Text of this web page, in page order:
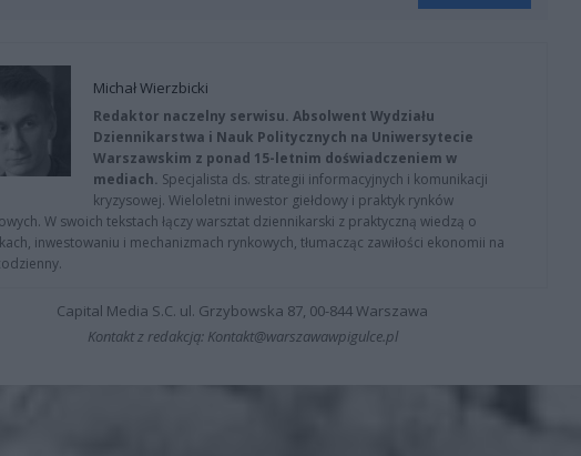
Michał Wierzbicki
Redaktor naczelny serwisu. Absolwent Wydziału
Dziennikarstwa i Nauk Politycznych na Uniwersytecie
Warszawskim z ponad 15-letnim doświadczeniem w
mediach. Specjalista ds. strategii informacyjnych i komunikacji
kryzysowej. Wieloletni inwestor giełdowy i praktyk rynków
W swoich tekstach łączy warsztat dziennikarski z praktyczną wiedzą o
inwestowaniu i mechanizmach rynkowych, tłumacząc zawiłości ekonomii na
Capital Media S.C. ul. Grzybowska 87, 00-844 Warszawa
Kontakt z redakcją: Kontakt@warszawawpigulce.pl